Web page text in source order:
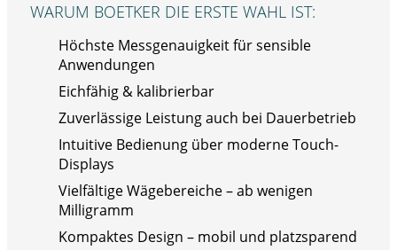
WARUM BOETKER DIE ERSTE WAHL IST:
Höchste Messgenauigkeit für sensible
Anwendungen
Eichfähig & kalibrierbar
Zuverlässige Leistung auch bei Dauerbetrieb
Intuitive Bedienung über moderne Touch-
Displays
Vielfältige Wägebereiche – ab wenigen
Milligramm
Kompaktes Design – mobil und platzsparend